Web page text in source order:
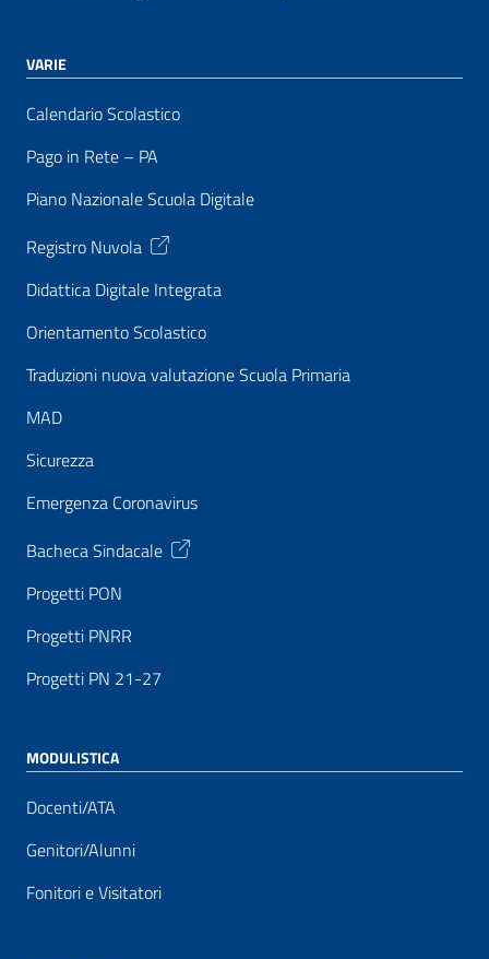
VARIE
Calendario Scolastico
Pago in Rete – PA
Piano Nazionale Scuola Digitale
Registro Nuvola
Didattica Digitale Integrata
Orientamento Scolastico
Traduzioni nuova valutazione Scuola Primaria
MAD
Sicurezza
Emergenza Coronavirus
Bacheca Sindacale
Progetti PON
Progetti PNRR
Progetti PN 21-27
MODULISTICA
Docenti/ATA
Genitori/Alunni
Fonitori e Visitatori